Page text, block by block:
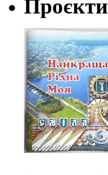
Проєкти